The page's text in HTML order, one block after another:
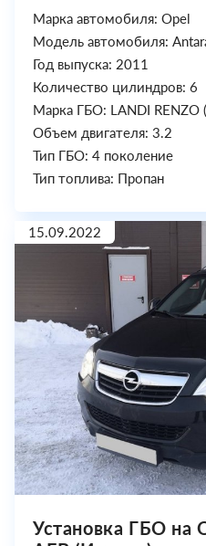
Марка автомобиля: Opel
Модель автомобиля:
Год выпуска: 2011
Количество цилиндров: 6
Марка ГБО: LANDI RENZO
Объем двигателя: 3.2
Тип ГБО: 4 поколение
Тип топлива: Пропан
15.09.2022
Установка ГБО на